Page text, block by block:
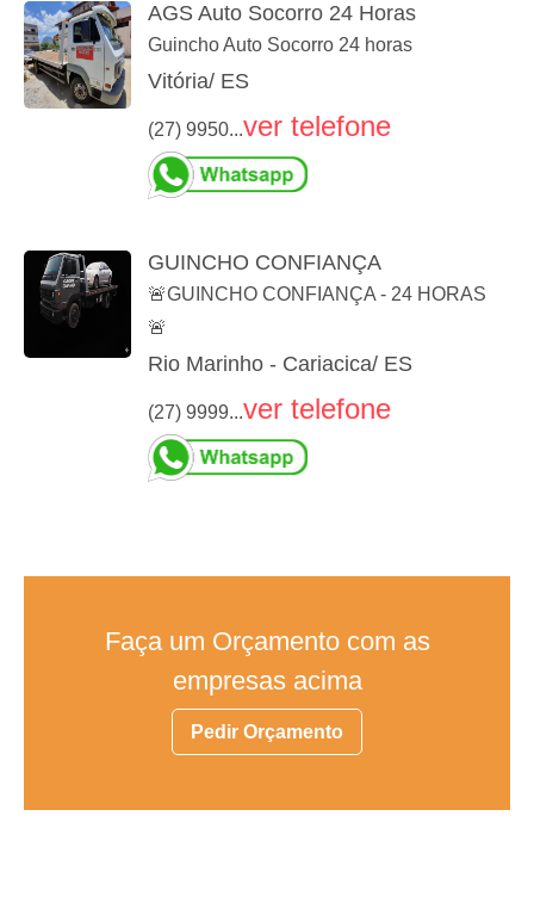
AGS Auto Socorro 24 Horas
Guincho Auto Socorro 24 horas
Vitória/ ES
(27) 9950...ver telefone
GUINCHO CONFIANÇA
🚨GUINCHO CONFIANÇA - 24 HORAS
🚨
Rio Marinho - Cariacica/ ES
(27) 9999...ver telefone
Faça um Orçamento com as
empresas acima
Pedir Orçamento